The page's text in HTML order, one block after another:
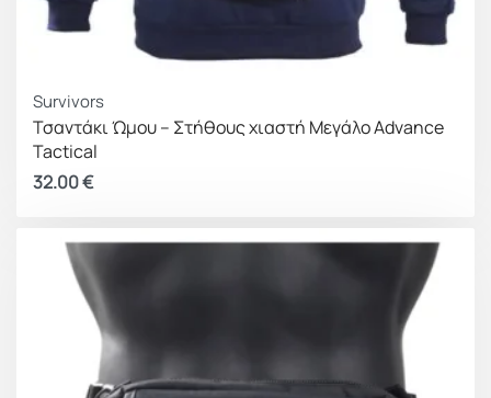
Survivors
Τσαντάκι Ώμου – Στήθους χιαστή Μεγάλο Advance
Tactical
32.00€